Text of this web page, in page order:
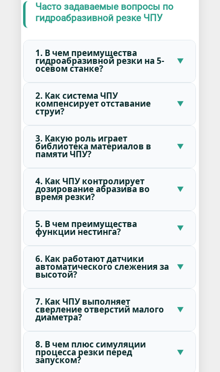
Часто задаваемые вопросы по
гидроабразивной резке ЧПУ
1. В чем преимущества
гидроабразивной резки на 5-
осевом станке?
2. Как система ЧПУ
компенсирует отставание
струи?
3. Какую роль играет
библиотека материалов в
памяти ЧПУ?
4. Как ЧПУ контролирует
дозирование абразива во
время резки?
5. В чем преимущества
функции нестинга?
6. Как работают датчики
автоматического слежения за
высотой?
7. Как ЧПУ выполняет
сверление отверстий малого
диаметра?
8. В чем плюс симуляции
процесса резки перед
запуском?